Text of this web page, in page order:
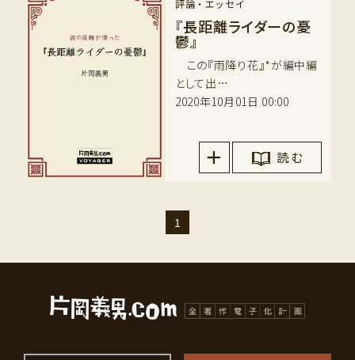
評論・エッセイ
『長距離ライダーの憂
鬱』
この『雨降り花』*が編中編
として出…
2020年10月01日 00:00
読 む
1